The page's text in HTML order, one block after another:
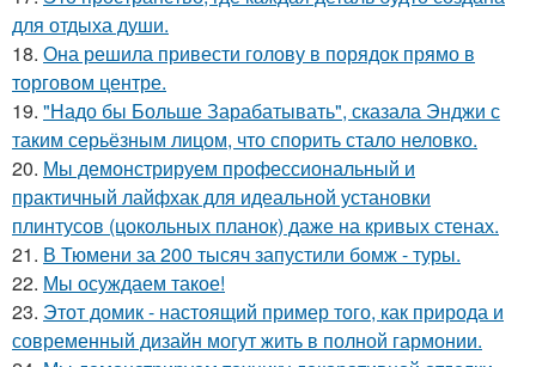
для отдыха души.
18. Она решила привести голову в порядок прямо в
торговом центре.
19. "Надо бы Больше Зарабатывать", сказала Энджи с
таким серьёзным лицом, что спорить стало неловко.
20. Мы демонстрируем профессиональный и
практичный лайфхак для идеальной установки
плинтусов (цокольных планок) даже на кривых стенах.
21. В Тюмени за 200 тысяч запустили бомж - туры.
22. Мы осуждаем такое!
23. Этот домик - настоящий пример того, как природа и
современный дизайн могут жить в полной гармонии.